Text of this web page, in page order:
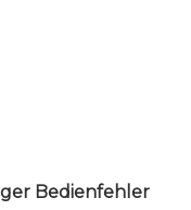
Bedienfehler